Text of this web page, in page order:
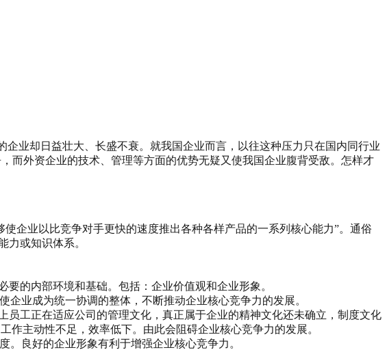
业却日益壮大、长盛不衰。就我国企业而言，以往这种压力只在国内同行业
而外资企业的技术、管理等方面的优势无疑又使我国企业腹背受敌。怎样才
企业以比竞争对手更快的速度推出各种各样产品的一系列核心能力”。通俗
力或知识体系。
的内部环境和基础。包括：企业价值观和企业形象。
业成为统一协调的整体，不断推动企业核心竞争力的发展。
工正在适应公司的管理文化，真正属于企业的精神文化还未确立，制度文化
主动性不足，效率低下。由此会阻碍企业核心竞争力的发展。
良好的企业形象有利于增强企业核心竞争力。